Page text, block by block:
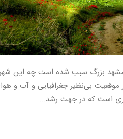
مشهد بزرگ سبب شده است چه این
موقعیت بی‌نظیر جغرافیایی و آب و
است که در جهت رشد...